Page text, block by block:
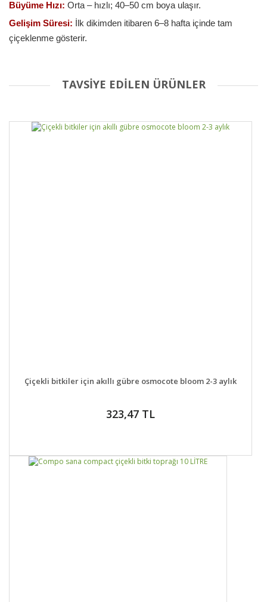
Büyüme Hızı: Orta – hızlı; 40–50 cm boya ulaşır.
Gelişim Süresi: İlk dikimden itibaren 6–8 hafta içinde tam
çiçeklenme gösterir.
Bu ürüne ilk yorumu siz yapın!
Yorum Yaz
TAVSİYE EDİLEN ÜRÜNLER
DETAYLAR SEPETE EKLE
Çiçekli bitkiler için akıllı gübre osmocote bloom 2-3 aylık
323,47 TL